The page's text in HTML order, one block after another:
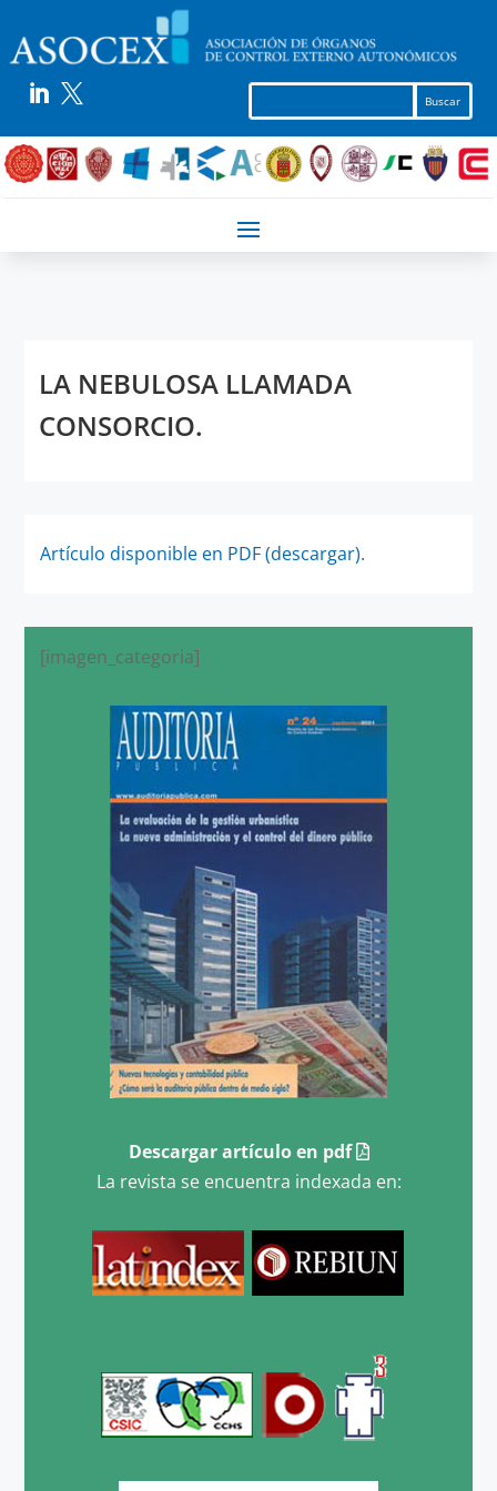
 
LA NEBULOSA LLAMADA
CONSORCIO.
Artículo disponible en PDF (descargar).
[imagen_categoria]
Descargar artículo en pdf
La revista se encuentra indexada en: